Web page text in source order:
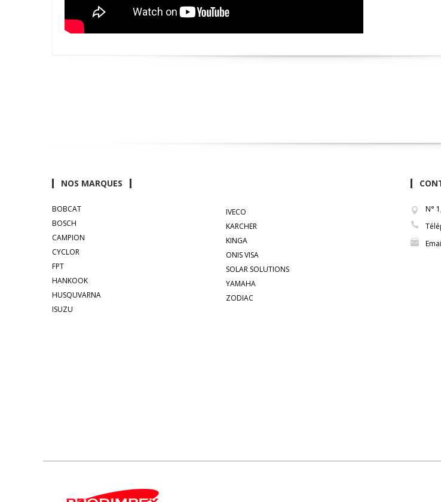
NOS MARQUES
BOBCAT
BOSCH
CAMPION
CYCLOR
FPT
HANKOOK
HUSQUVARNA
ISUZU
IVECO
KARCHER
KINGA
ONIS VISA
SOLAR SOLUTIONS
YAMAHA
ZODIAC
N°